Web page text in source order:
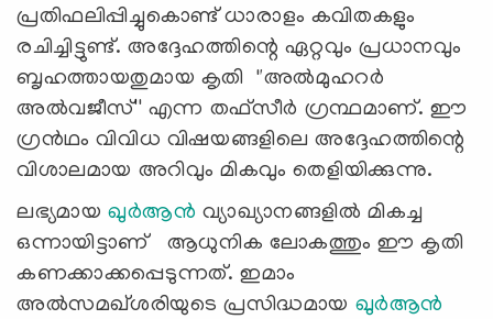
പ്രതിഫലിപ്പിച്ചുകൊണ്ട് ധാരാളം കവിതകളും
രചിച്ചിട്ടുണ്ട്. അദ്ദേഹത്തിന്റെ ഏറ്റവും പ്രധാനവും
ബൃഹത്തായതുമായ കൃതി "അൽമുഹറർ
അൽവജീസ്'' എന്ന തഫ്സീർ ഗ്രന്ഥമാണ്. ഈ
ഗ്രൻഥം വിവിധ വിഷയങ്ങളിലെ അദ്ദേഹത്തിന്റെ
വിശാലമായ അറിവും മികവും തെളിയിക്കുന്നു.
ലഭ്യമായ ഖുര്‍ആന്‍ വ്യാഖ്യാനങ്ങളില്‍ മികച്ച
ഒന്നായിട്ടാണ് ആധുനിക ലോകത്തും ഈ കൃതി
കണക്കാക്കപ്പെടുന്നത്. ഇമാം
അൽസമഖ്ശരിയുടെ പ്രസിദ്ധമായ ഖുർആൻ